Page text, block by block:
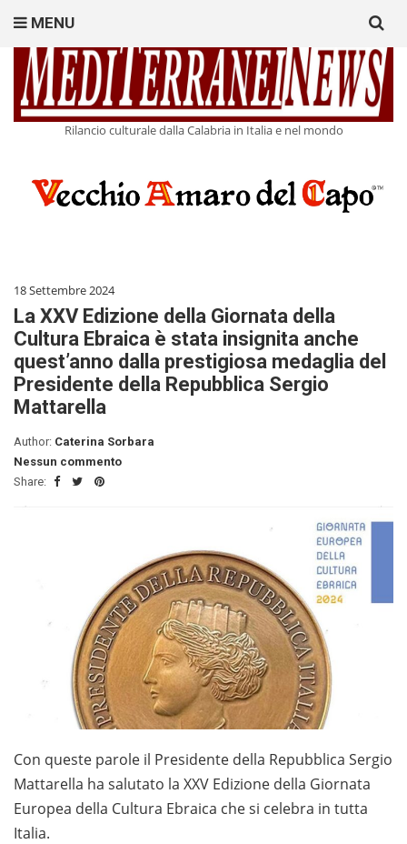
Rilancio culturale dalla Calabria in Italia e nel mondo
MENU
for:
18 Settembre 2024
La XXV Edizione della Giornata della
Cultura Ebraica è stata insignita anche
quest’anno dalla prestigiosa medaglia del
Presidente della Repubblica Sergio
Mattarella
Author: Caterina Sorbara
Nessun commento
Share:
Con queste parole il Presidente della Repubblica Sergio
Mattarella ha salutato la XXV Edizione della Giornata
Europea della Cultura Ebraica che si celebra in tutta
Italia.